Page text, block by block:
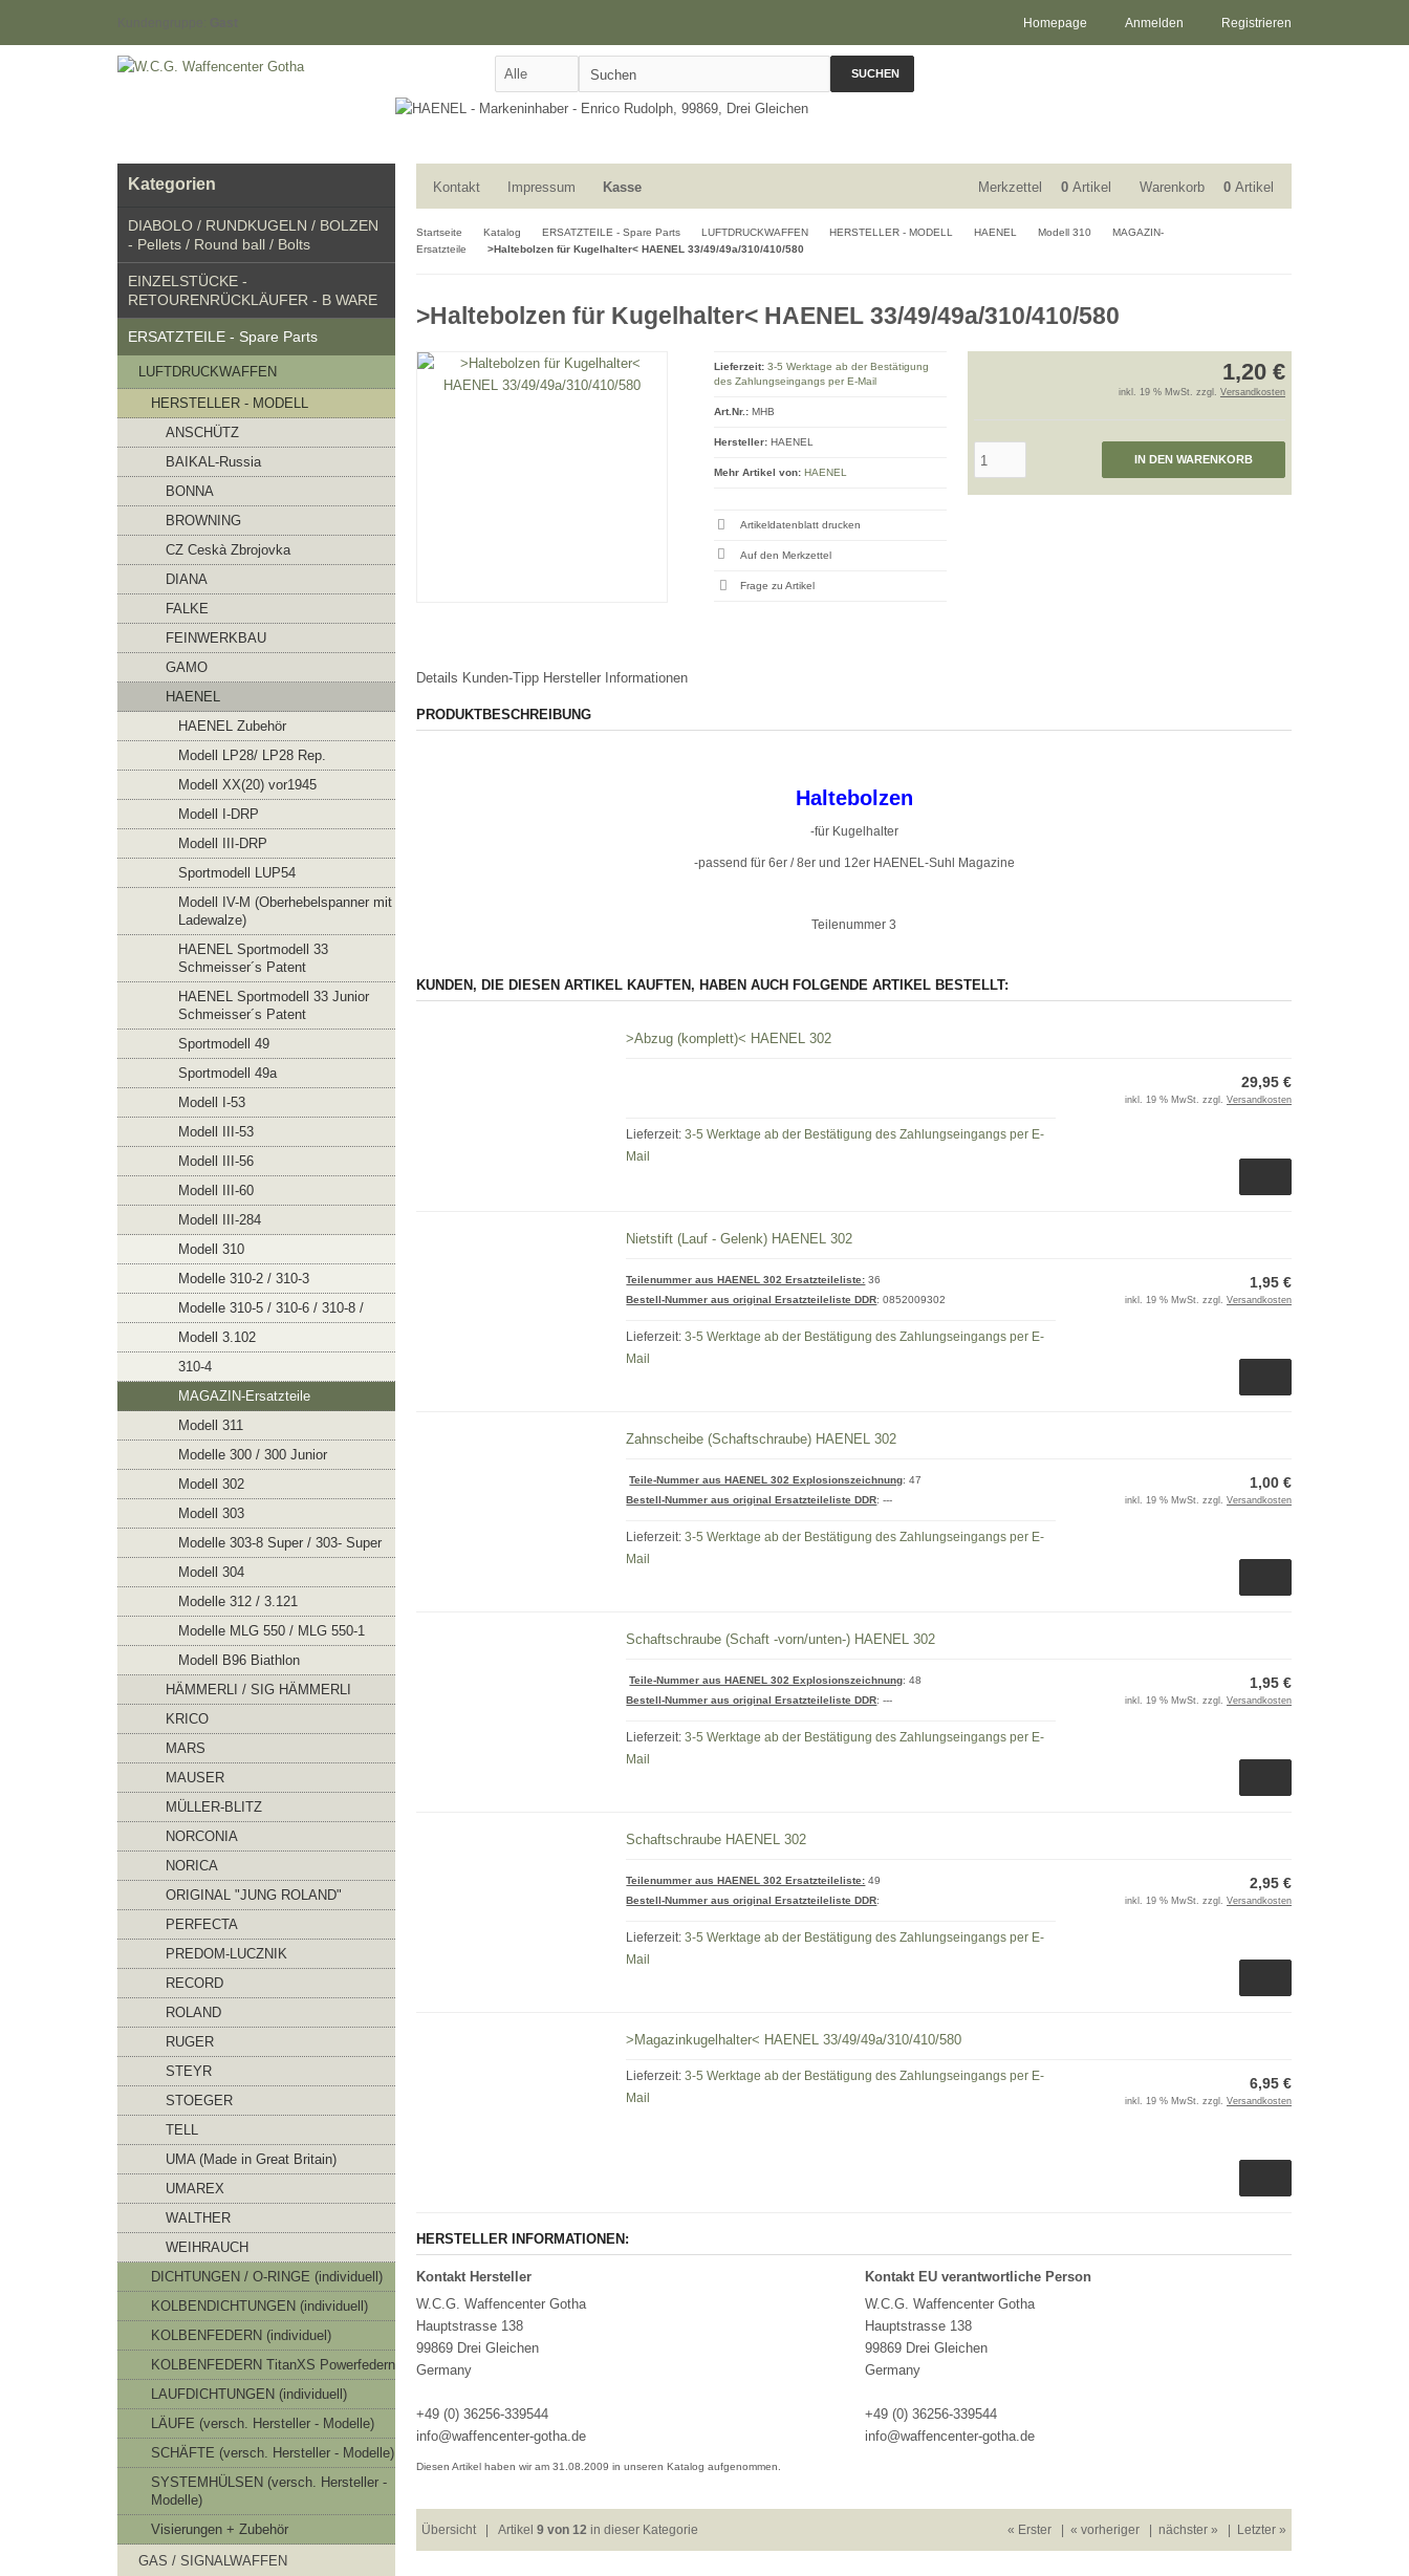
Registrieren
Anmelden
Homepage
SUCHEN
Kontakt Impressum Kasse Warenkorb 0 Artikel
Merkzettel 0 Artikel
Startseite Katalog ERSATZTEILE - Spare Parts LUFTDRUCKWAFFEN HERSTELLER - MODELL HAENEL Modell 310
MAGAZIN-
Ersatzteile
>Haltebolzen für Kugelhalter< HAENEL 33/49/49a/310/410/580
>Haltebolzen für Kugelhalter< HAENEL 33/49/49a/310/410/580
1,20 €
inkl. 19 % MwSt. zzgl. Versandkosten
IN DEN WARENKORB
Lieferzeit: 3-5 Werktage ab der Bestätigung
des Zahlungseingangs per E-Mail
Art.Nr.: MHB
Hersteller: HAENEL
Mehr Artikel von: HAENEL
Artikeldatenblatt drucken
Frage zu Artikel
Details Kunden-Tipp Hersteller Informationen
PRODUKTBESCHREIBUNG
Haltebolzen
-für Kugelhalter
-passend für 6er / 8er und 12er HAENEL-Suhl Magazine
Teilenummer 3
KUNDEN, DIE DIESEN ARTIKEL KAUFTEN, HABEN AUCH FOLGENDE ARTIKEL BESTELLT:
>Abzug (komplett)< HAENEL 302
Lieferzeit:3-5 Werktage ab der Bestätigung des Zahlungseingangs per E-
Mail
29,95 €
inkl. 19 % MwSt. zzgl. Versandkosten
Nietstift (Lauf - Gelenk) HAENEL 302
Teilenummer aus HAENEL 302 Ersatzteileliste: 36
Bestell-Nummer aus original Ersatzteileliste DDR:0852009302
Lieferzeit:3-5 Werktage ab der Bestätigung des Zahlungseingangs per E-
Mail
1,95 €
inkl. 19 % MwSt. zzgl. Versandkosten
Zahnscheibe (Schaftschraube) HAENEL 302
Teile-Nummer aus HAENEL 302 Explosionszeichnung: 47
Bestell-Nummer aus original Ersatzteileliste DDR:---
Lieferzeit:3-5 Werktage ab der Bestätigung des Zahlungseingangs per E-
Mail
1,00 €
inkl. 19 % MwSt. zzgl. Versandkosten
Schaftschraube (Schaft -vorn/unten-) HAENEL 302
Teile-Nummer aus HAENEL 302 Explosionszeichnung: 48
Bestell-Nummer aus original Ersatzteileliste DDR:---
Lieferzeit:3-5 Werktage ab der Bestätigung des Zahlungseingangs per E-
Mail
1,95 €
inkl. 19 % MwSt. zzgl. Versandkosten
Schaftschraube HAENEL 302
Teilenummer aus HAENEL 302 Ersatzteileliste: 49
Bestell-Nummer aus original Ersatzteileliste DDR:
Lieferzeit:3-5 Werktage ab der Bestätigung des Zahlungseingangs per E-
Mail
2,95 €
inkl. 19 % MwSt. zzgl. Versandkosten
>Magazinkugelhalter< HAENEL 33/49/49a/310/410/580
Lieferzeit:3-5 Werktage ab der Bestätigung des Zahlungseingangs per E-
Mail
6,95 €
inkl. 19 % MwSt. zzgl. Versandkosten
HERSTELLER INFORMATIONEN:
Kontakt Hersteller
W.C.G. Waffencenter Gotha
Hauptstrasse 138
99869 Drei Gleichen
Germany
+49 (0) 36256-339544
info@waffencenter-gotha.de
Kontakt EU verantwortliche Person
W.C.G. Waffencenter Gotha
Hauptstrasse 138
99869 Drei Gleichen
Germany
+49 (0) 36256-339544
info@waffencenter-gotha.de
Diesen Artikel haben wir am 31.08.2009 in unseren Katalog aufgenommen.
Übersicht| Artikel 9 von 12 in dieser Kategorie « Erster « vorheriger nächster » Letzter »
Kategorien
DIABOLO / RUNDKUGELN / BOLZEN
- Pellets / Round ball / Bolts
EINZELSTÜCKE -
RETOURENRÜCKLÄUFER - B WARE
ERSATZTEILE - Spare Parts
LUFTDRUCKWAFFEN
HERSTELLER - MODELL
ANSCHÜTZ
BAIKAL-Russia
BONNA
BROWNING
CZ Ceskà Zbrojovka
DIANA
FALKE
FEINWERKBAU
GAMO
HAENEL
HAENEL Zubehör
Modell LP28/ LP28 Rep.
Modell XX(20) vor1945
Modell I-DRP
Modell III-DRP
Sportmodell LUP54
Modell IV-M (Oberhebelspanner mit
Ladewalze)
HAENEL Sportmodell 33
Schmeisser´s Patent
HAENEL Sportmodell 33 Junior
Schmeisser´s Patent
Sportmodell 49
Sportmodell 49a
Modell I-53
Modell III-53
Modell III-56
Modell III-60
Modell III-284
Modell 310
Modelle 310-2 / 310-3
Modelle 310-5 / 310-6 / 310-8 /
Modell 3.102
310-4
MAGAZIN-Ersatzteile
Modell 311
Modelle 300 / 300 Junior
Modell 302
Modell 303
Modelle 303-8 Super / 303- Super
Modell 304
Modelle 312 / 3.121
Modelle MLG 550 / MLG 550-1
Modell B96 Biathlon
HÄMMERLI / SIG HÄMMERLI
KRICO
MARS
MAUSER
MÜLLER-BLITZ
NORCONIA
NORICA
ORIGINAL "JUNG ROLAND"
PERFECTA
PREDOM-LUCZNIK
RECORD
ROLAND
RUGER
STEYR
STOEGER
TELL
UMA (Made in Great Britain)
UMAREX
WALTHER
WEIHRAUCH
DICHTUNGEN / O-RINGE (individuell)
KOLBENDICHTUNGEN (individuell)
KOLBENFEDERN (individuel)
KOLBENFEDERN TitanXS Powerfedern
LAUFDICHTUNGEN (individuell)
LÄUFE (versch. Hersteller - Modelle)
SCHÄFTE (versch. Hersteller - Modelle)
SYSTEMHÜLSEN (versch. Hersteller -
Modelle)
Visierungen + Zubehör
GAS / SIGNALWAFFEN